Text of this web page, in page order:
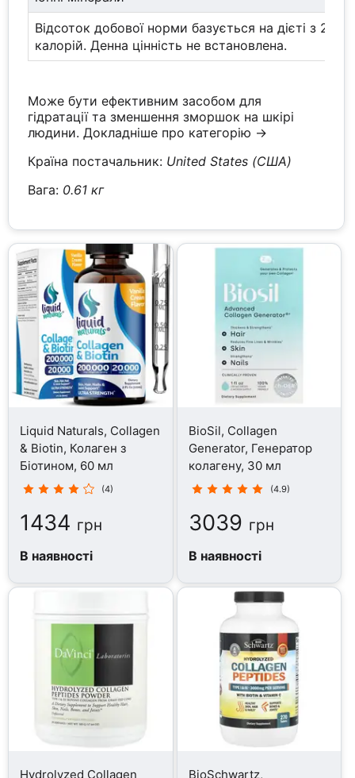
Відсоток добової норми базується на дієті з 2000
калорій. Денна цінність не встановлена.
Може бути ефективним засобом для
гідратації та зменшення зморшок на шкірі
людини.Докладніше про категорію →
Країна постачальник: United States (США)
Вага: 0.61 кг
Liquid Naturals, Collagen
& Biotin, Колаген з
Біотином, 60 мл
(4)
1434 грн
В наявності
BioSil, Collagen
Generator, Генератор
колагену, 30 мл
(4.9)
3039 грн
В наявності
Hydrolyzed Collagen
BioSchwartz,